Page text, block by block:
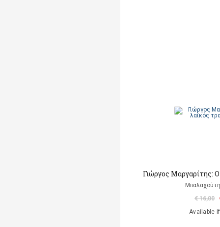
Γιώργος Μαργαρίτης:
€ 16,00
Available